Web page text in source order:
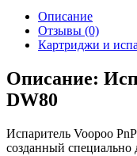
Описание
Отзывы (0)
Картриджи и
Описание:
DW80
Испаритель Voopoo
созданный специально